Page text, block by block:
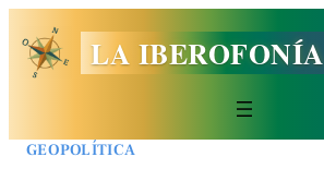
LA IBEROFONÍA
GEOPOLÍTICA